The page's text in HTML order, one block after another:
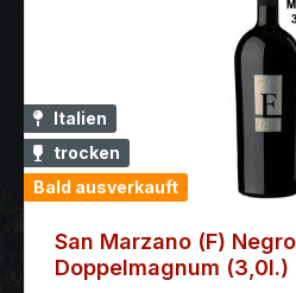
Italien
trocken
Bald ausverkauft
San Marzano (F)
Doppelmagnum (3,0l.)